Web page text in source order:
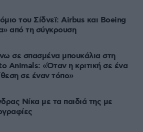
του Σίδνεϊ: Airbus και Boeing
από τη σύγκρουση
σε σπασμένα μπουκάλια στη
Animals: «Όταν η κριτική σε ένα
σε έναν τόπο»
Νίκα με τα παιδιά της με